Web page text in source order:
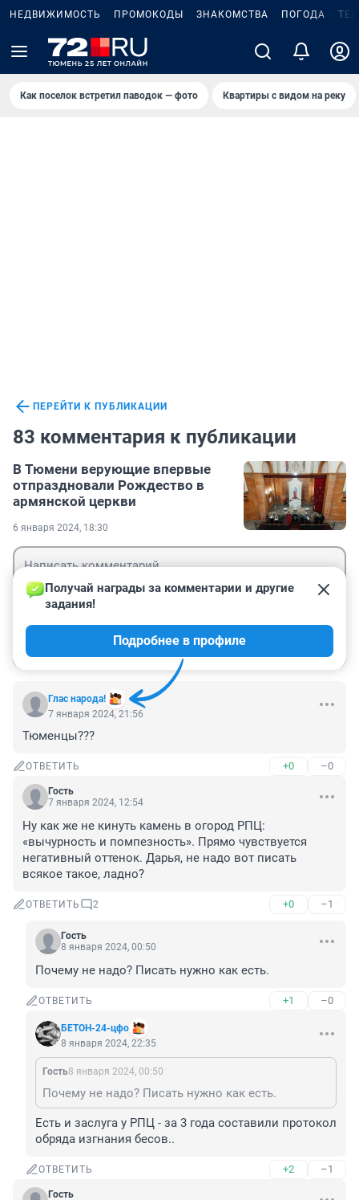
НЕДВИЖИМОСТЬ ПРОМОКОДЫ ЗНАКОМСТВА ПОГОДА
Как поселок встретил паводок — фото Квартиры с видом на реку
ПЕРЕЙТИ К ПУБЛИКАЦИИ
83 комментария к публикации
В Тюмени верующие впервые
отпраздновали Рождество в
армянской церкви
6 января 2024, 18:30
Глас народа!
Получай награды за комментарии и другие
задания!
Подробнее в профиле
7 января 2024, 21:56
Тюменцы???
ОТВЕТИТЬ +0 –0
Гость
7 января 2024, 12:54
Ну как же не кинуть камень в огород РПЦ:
«вычурность и помпезность». Прямо чувствуется
негативный оттенок. Дарья, не надо вот писать
всякое такое, ладно?
ОТВЕТИТЬ 2 +0 –1
Гость
8 января 2024, 00:50
Почему не надо? Писать нужно как есть.
ОТВЕТИТЬ +1 –0
БЕТОН-24-цфо
8 января 2024, 22:35
Гость8 января 2024, 00:50
Почему не надо? Писать нужно как есть.
Есть и заслуга у РПЦ - за 3 года составили протокол
обряда изгнания бесов..
ОТВЕТИТЬ +2 –1
Гость